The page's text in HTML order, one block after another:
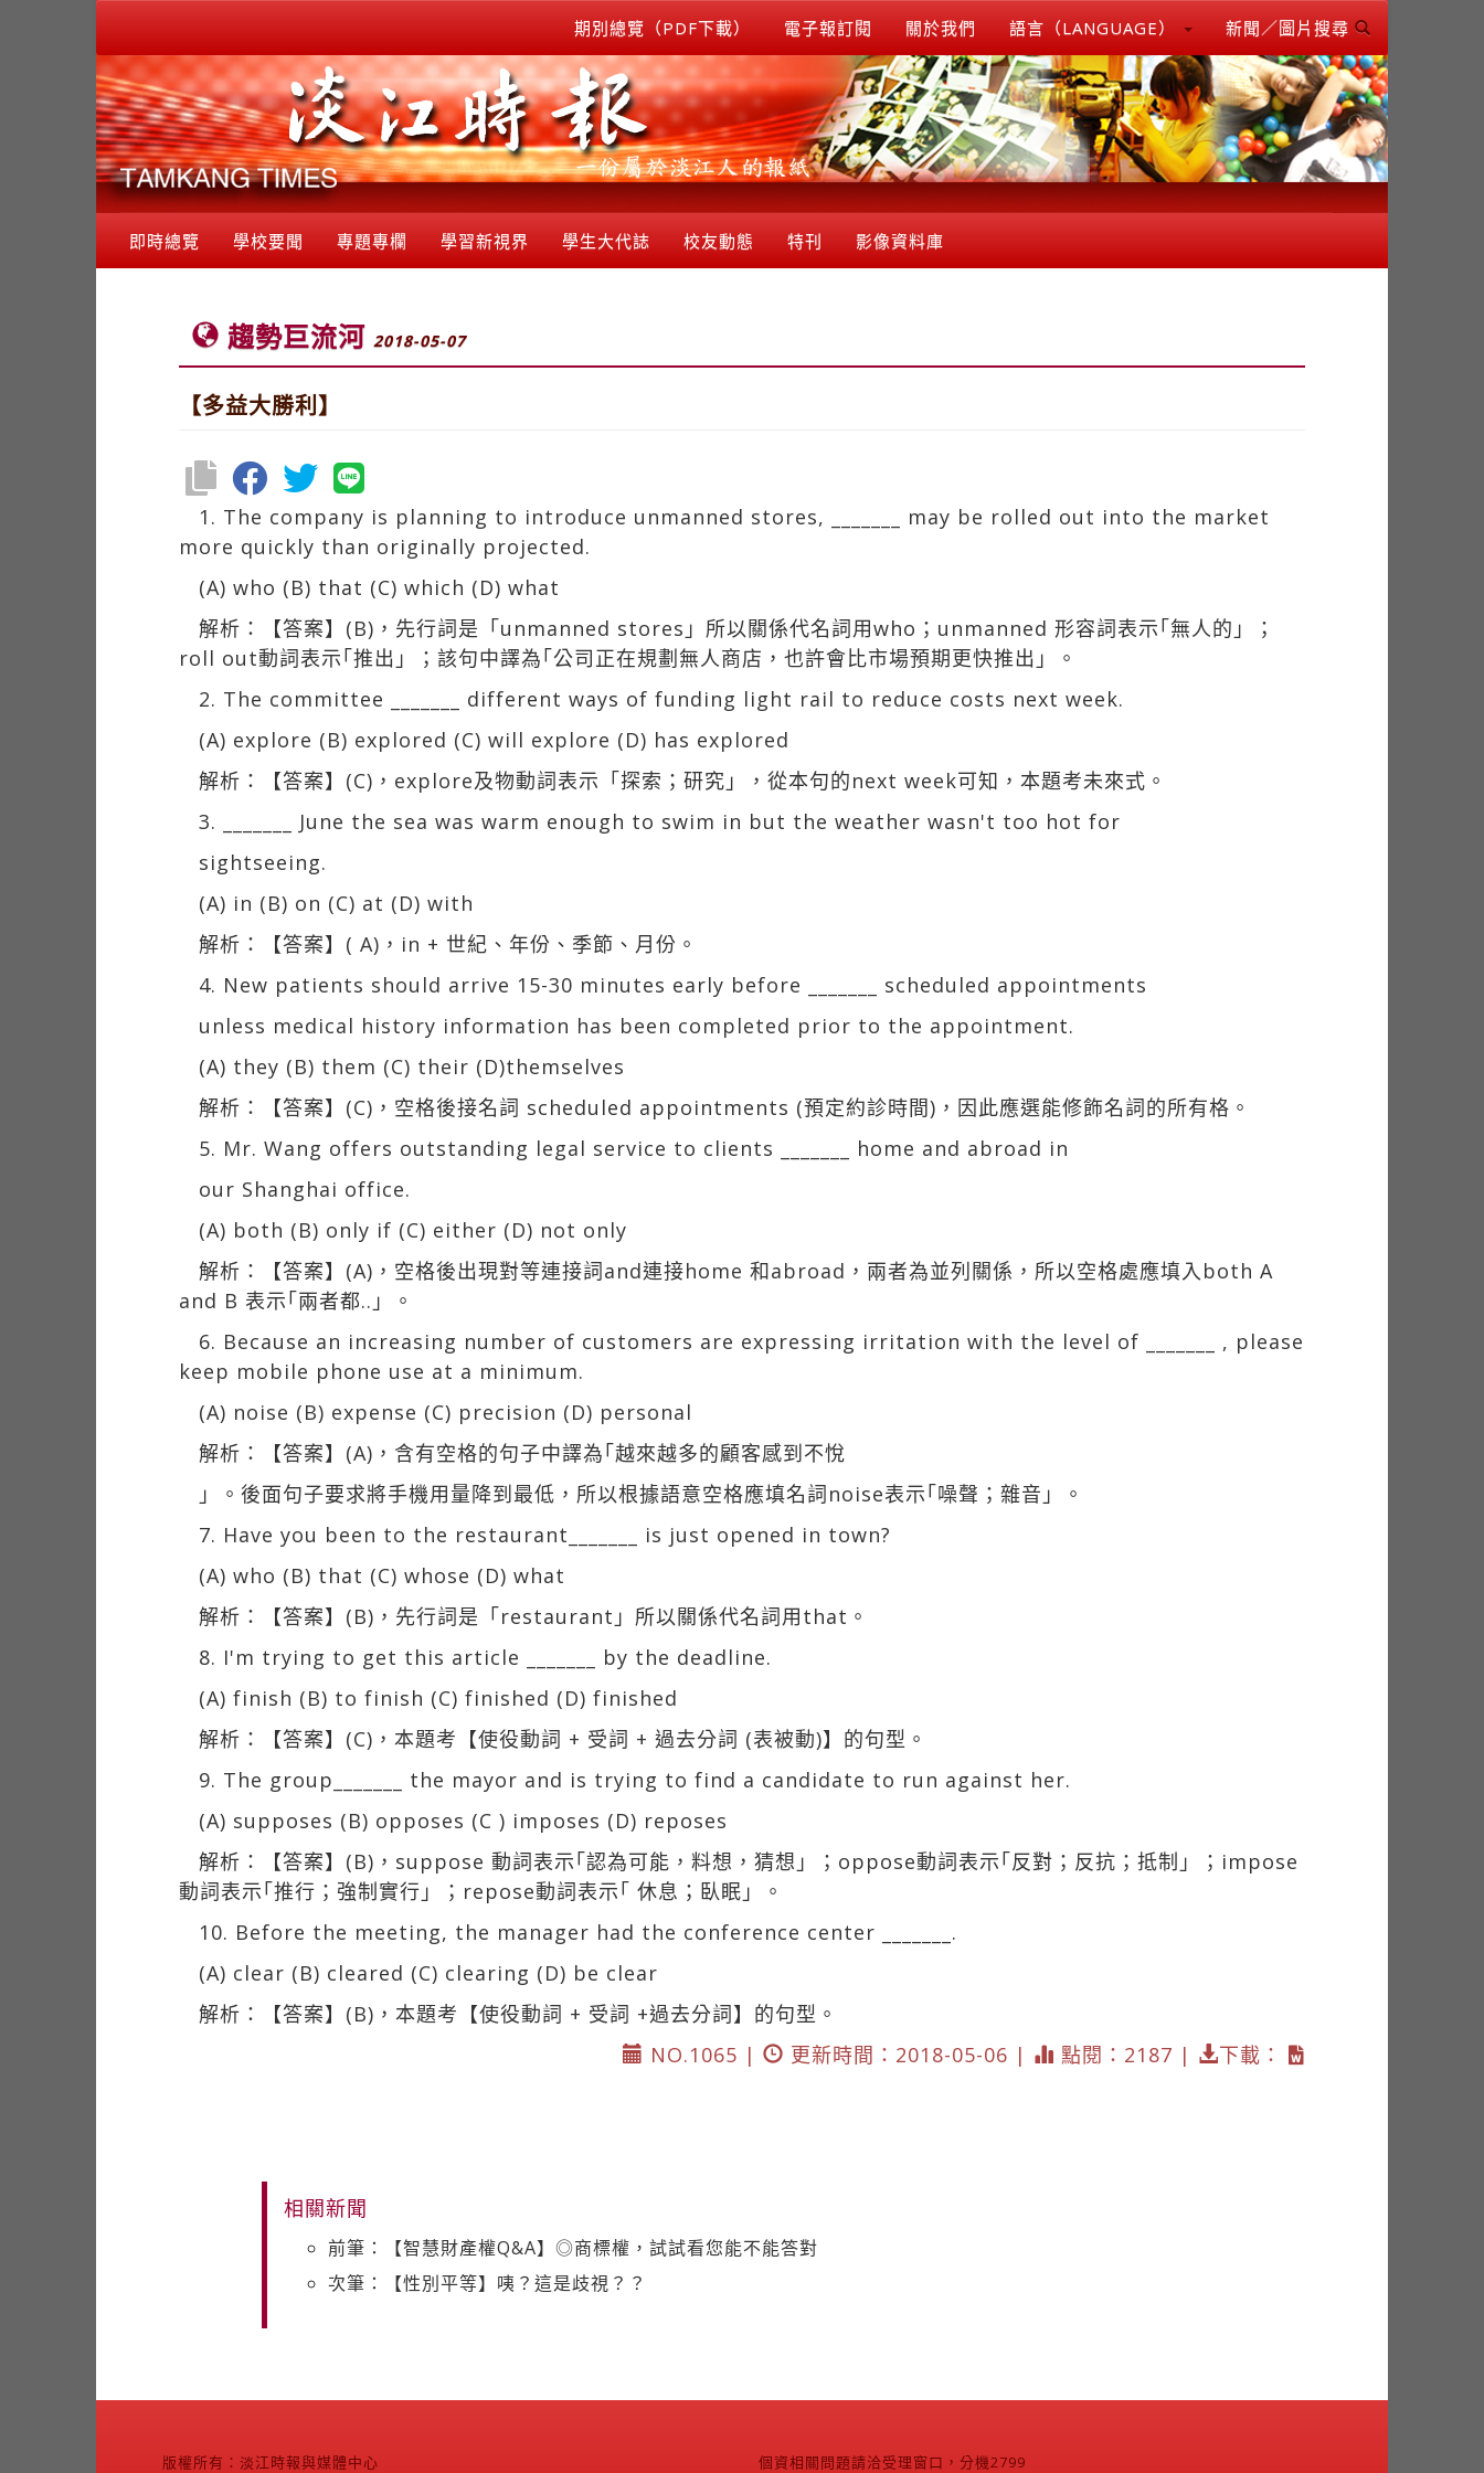
期別總覽（PDF下載） 電子報訂閱 關於我們 語言（LANGUAGE） 新聞／圖片搜尋
即時總覽 學校要聞 專題專欄 學習新視界 學生大代誌 校友動態 特刊 影像資料庫
趨勢巨流河 2018-05-07
【多益大勝利】
1. The company is planning to introduce unmanned stores, _______ may be rolled out into the market
more quickly than originally projected.
(A) who (B) that (C) which (D) what
解析：【答案】(B)，先行詞是「unmanned stores」所以關係代名詞用who；unmanned 形容詞表示｢無人的」；
roll out動詞表示｢推出」；該句中譯為｢公司正在規劃無人商店，也許會比市場預期更快推出」。
2. The committee _______ different ways of funding light rail to reduce costs next week.
(A) explore (B) explored (C) will explore (D) has explored
解析：【答案】(C)，explore及物動詞表示「探索；研究」，從本句的next week可知，本題考未來式。
3. _______ June the sea was warm enough to swim in but the weather wasn't too hot for
sightseeing.
(A) in (B) on (C) at (D) with
解析：【答案】( A)，in + 世紀、年份、季節、月份。
4. New patients should arrive 15-30 minutes early before _______ scheduled appointments
unless medical history information has been completed prior to the appointment.
(A) they (B) them (C) their (D)themselves
解析：【答案】(C)，空格後接名詞 scheduled appointments (預定約診時間)，因此應選能修飾名詞的所有格。
5. Mr. Wang offers outstanding legal service to clients _______ home and abroad in
our Shanghai office.
(A) both (B) only if (C) either (D) not only
解析：【答案】(A)，空格後出現對等連接詞and連接home 和abroad，兩者為並列關係，所以空格處應填入both A
and B 表示｢兩者都..」。
6. Because an increasing number of customers are expressing irritation with the level of _______ , please
keep mobile phone use at a minimum.
(A) noise (B) expense (C) precision (D) personal
解析：【答案】(A)，含有空格的句子中譯為｢越來越多的顧客感到不悅
」。後面句子要求將手機用量降到最低，所以根據語意空格應填名詞noise表示｢噪聲；雜音」。
7. Have you been to the restaurant_______ is just opened in town?
(A) who (B) that (C) whose (D) what
解析：【答案】(B)，先行詞是「restaurant」所以關係代名詞用that。
8. I'm trying to get this article _______ by the deadline.
(A) finish (B) to finish (C) finished (D) finished
解析：【答案】(C)，本題考【使役動詞 + 受詞 + 過去分詞 (表被動)】的句型。
9. The group_______ the mayor and is trying to find a candidate to run against her.
(A) supposes (B) opposes (C ) imposes (D) reposes
解析：【答案】(B)，suppose 動詞表示｢認為可能，料想，猜想」；oppose動詞表示｢反對；反抗；抵制」；impose
動詞表示｢推行；強制實行」；repose動詞表示｢ 休息；臥眠」。
10. Before the meeting, the manager had the conference center _______.
(A) clear (B) cleared (C) clearing (D) be clear
解析：【答案】(B)，本題考【使役動詞 + 受詞 +過去分詞】的句型。
NO.1065 |
更新時間：2018-05-06 | 點閱：2187 | 下載：
相關新聞
前筆：【智慧財產權Q&A】◎商標權，試試看您能不能答對
次筆：【性別平等】咦？這是歧視？？
版權所有：淡江時報與媒體中心 個資相關問題請洽受理窗口，分機2799